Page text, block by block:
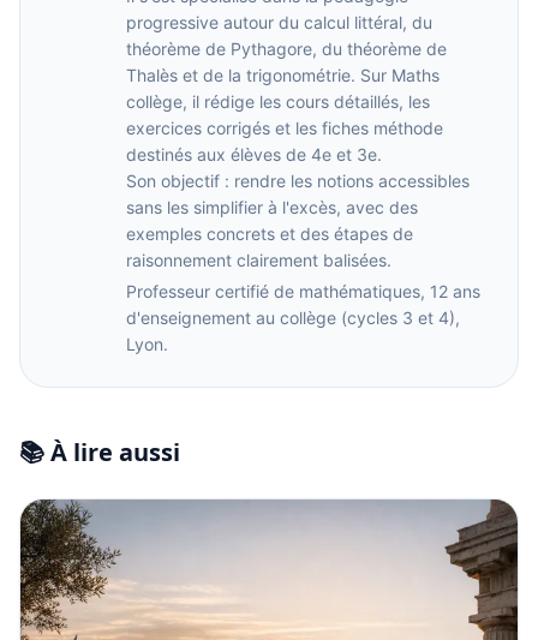
progressive autour du calcul littéral, du
théorème de Pythagore, du théorème de
Thalès et de la trigonométrie. Sur Maths
collège, il rédige les cours détaillés, les
exercices corrigés et les fiches méthode
destinés aux élèves de 4e et 3e.
Son objectif : rendre les notions accessibles
sans les simplifier à l'excès, avec des
exemples concrets et des étapes de
raisonnement clairement balisées.
Professeur certifié de mathématiques, 12 ans
d'enseignement au collège (cycles 3 et 4),
Lyon.
📚 À lire aussi